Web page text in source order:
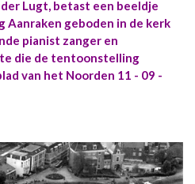
Lugt, betast een beeldje
geboden in de kerk
pianist zanger en
die de tentoonstelling
van het Noorden 11 - 09 -